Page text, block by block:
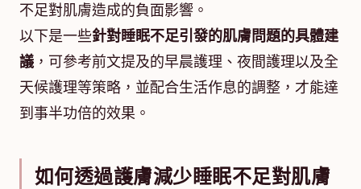
不足對肌膚造成的負面影響。
以下是一些針對睡眠不足引發的肌膚問題的具體建
議 ，可參考前文提及的早晨護理、夜間護理以及全
天候護理等策略，並配合生活作息的調整，才能達
到事半功倍的效果。
如何透過護膚減少睡眠不足對肌膚